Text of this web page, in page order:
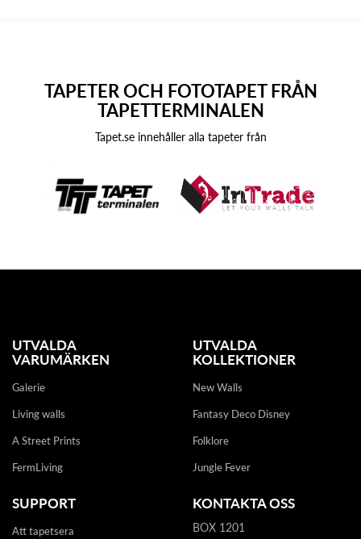
TAPETER OCH FOTOTAPET FRÅN
TAPETTERMINALEN
Tapet.se innehåller alla tapeter från
UTVALDA
VARUMÄRKEN
Galerie
Living walls
A Street Prints
FermLiving
UTVALDA
KOLLEKTIONER
New Walls
Fantasy Deco Disney
Folklore
Jungle Fever
SUPPORT
Att tapetsera
KONTAKTA OSS
BOX 1201